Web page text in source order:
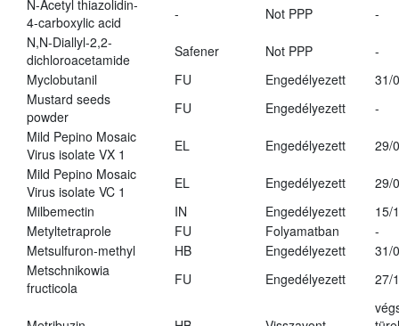
N-Acetyl thiazolidin-
4-carboxylic acid
- Not PPP
-
N,N-Diallyl-2,2-
dichloroacetamide
Safener Not PPP
-
Myclobutanil
FU Engedélyezett
31/
Mustard seeds
powder
FU Engedélyezett
-
Mild Pepino Mosaic
Virus isolate VX 1
EL Engedélyezett
29/
Mild Pepino Mosaic
Virus isolate VC 1
EL Engedélyezett
29/
Milbemectin
IN Engedélyezett
15/
Metyltetraprole
FU Folyamatban
-
Metsulfuron-methyl
HB Engedélyezett
31/
Metschnikowia
fructicola
FU Engedélyezett 27/